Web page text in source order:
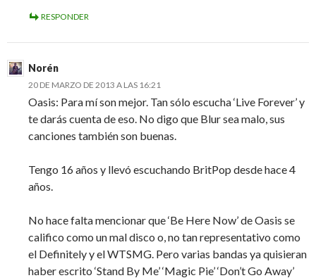
RESPONDER
Norén
20 DE MARZO DE 2013 A LAS 16:21
Oasis: Para mí son mejor. Tan sólo escucha ‘Live Forever’ y
te darás cuenta de eso. No digo que Blur sea malo, sus
canciones también son buenas.
Tengo 16 años y llevó escuchando BritPop desde hace 4
años.
No hace falta mencionar que ‘Be Here Now’ de Oasis se
califico como un mal disco o, no tan representativo como
el Definitely y el WTSMG. Pero varias bandas ya quisieran
haber escrito ‘Stand By Me’ ‘Magic Pie’ ‘Don’t Go Away’